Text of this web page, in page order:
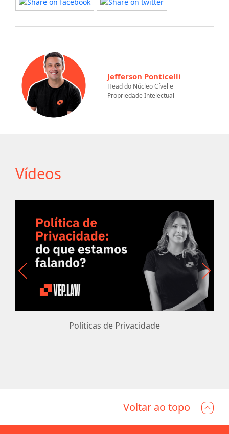
Jefferson Ponticelli
Head do Núcleo Cível e
Propriedade Intelectual
Vídeos
Políticas de Privacidade
Voltar ao topo